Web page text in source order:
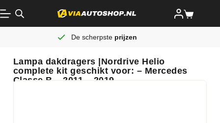
De scherpste prijzen
Lampa dakdragers |Nordrive Helio
complete kit geschikt voor: – Mercedes
Classe B – 2011 – 2019